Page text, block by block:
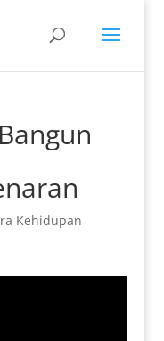
Kehidupan